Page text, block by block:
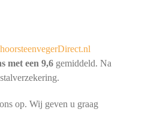
met een 9,6gemiddeld. Na
op. Wij geven u graag